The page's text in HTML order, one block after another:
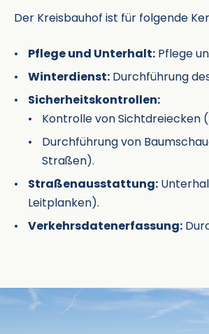
Der Kreisbauhof ist für folgende
Pflege und Unterhalt: Pflege
Winterdienst: Durchführung
Sicherheitskontrollen:
Kontrolle von Sichtdreiecken
Durchführung von
Straßen).
Straßenausstattung:
Leitplanken).
Verkehrsdatenerfassung: